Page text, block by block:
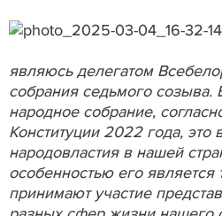
являюсь делегатом
собрания седьмого созыва.
народное собрание,
Конституции 2022 года, это
народовластия в нашей
особенностью его является
принимают участие